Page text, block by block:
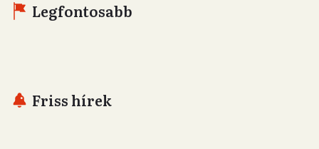
Legfontosabb
Friss hírek